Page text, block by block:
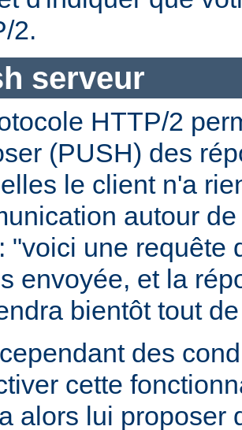
2.
serveur
HTTP/2
(PUSH) des
le client n'a
autour
"voici une requête
envoyée, et la
bientôt tout
des
cette
alors lui proposer